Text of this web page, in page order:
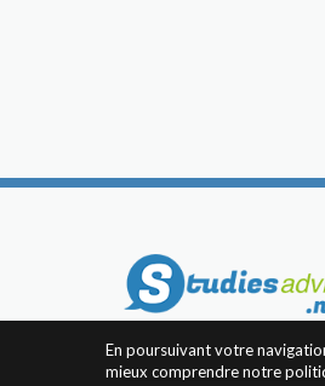
En poursuivant votre
mieux comprendre notre